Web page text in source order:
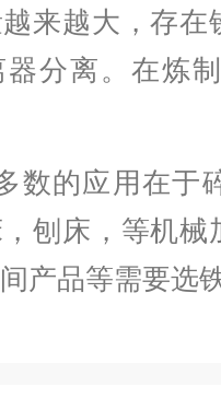
来越大，存
分离。在炼
的应用在于碎
刨床，等机
产品等需要选